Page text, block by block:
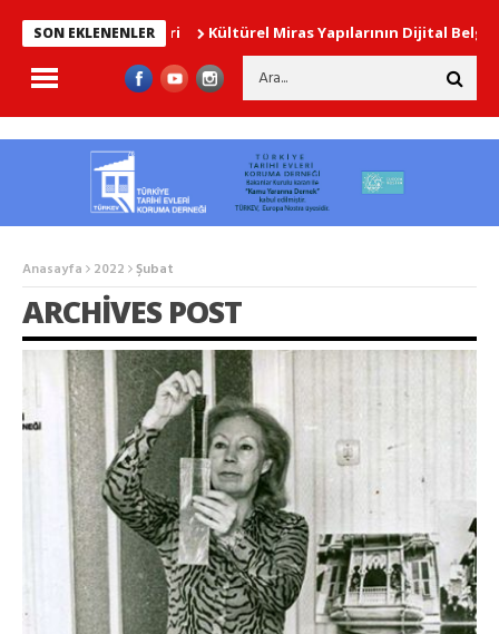
SON EKLENENLER Kültürel Miras Yapılarının Dijital
Anasayfa 2022 Şubat
ARCHIVES POST